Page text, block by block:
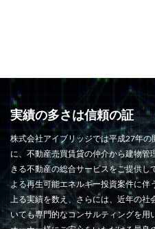
実績の多さは信頼の証
株式会社アイブリッジでは平成27年
に、不動産売買賃貸の仲介から建物
きる不動産の総合サービスをご提供し
よる再生可能エネルギー投資案件に伴
上る実績を数え、さらには、近年の
いても専門的なコンサルティングを